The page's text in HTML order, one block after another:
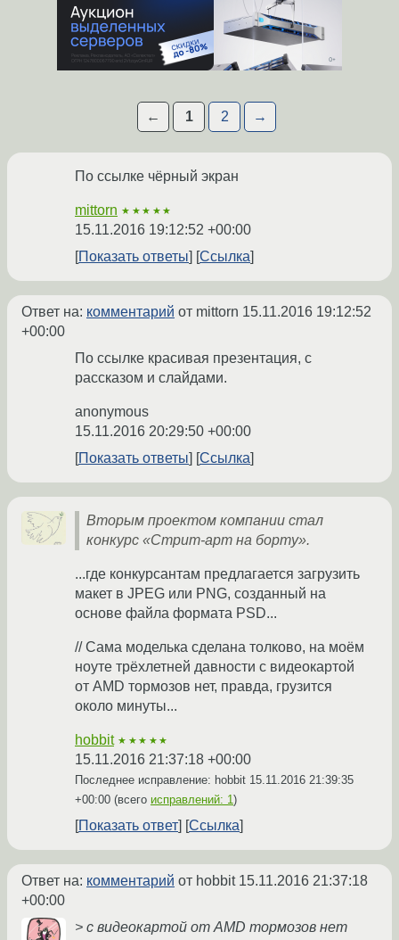
← 1 2 →
По ссылке чёрный экран
mittorn ★★★★★
15.11.2016 19:12:52 +00:00
Показать ответы
Ссылка
Ответ на: комментарий от mittorn 15.11.2016 19:12:52
+00:00
По ссылке красивая презентация, с
рассказом и слайдами.
anonymous
15.11.2016 20:29:50 +00:00
Показать ответы
Ссылка
Вторым проектом компании стал
конкурс «Стрит-арт на борту».
...где конкурсантам предлагается загрузить
макет в JPEG или PNG, созданный на
основе файла формата PSD...
// Сама моделька сделана толково, на моём
ноуте трёхлетней давности с видеокартой
от AMD тормозов нет, правда, грузится
около минуты...
hobbit ★★★★★
15.11.2016 21:37:18 +00:00
Последнее исправление: hobbit 15.11.2016 21:39:35
+00:00 (всего исправлений: 1)
Показать ответ Ссылка
Ответ на: комментарий от hobbit 15.11.2016 21:37:18
+00:00
> с видеокартой от AMD тормозов нет